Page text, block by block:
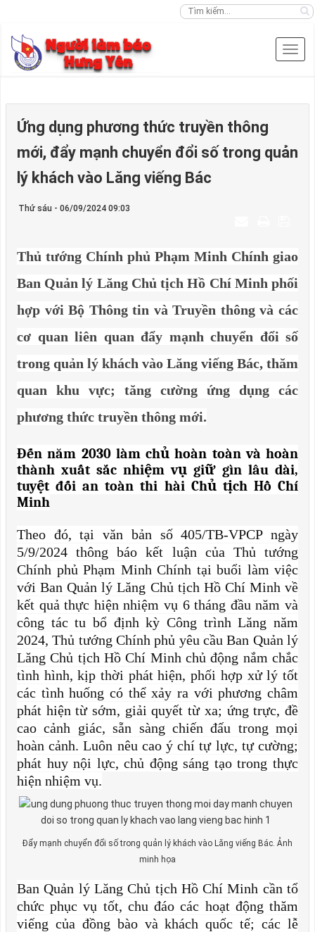
Ứng dụng phương thức truyền thông
mới, đẩy mạnh chuyển đổi số trong quản
lý khách vào Lăng viếng Bác
Thứ sáu - 06/09/2024 09:03
Thủ tướng Chính phủ Phạm Minh Chính giao
Ban Quản lý Lăng Chủ tịch Hồ Chí Minh phối
hợp với Bộ Thông tin và Truyền thông và các
cơ quan liên quan đẩy mạnh chuyển đổi số
trong quản lý khách vào Lăng viếng Bác, thăm
quan khu vực; tăng cường ứng dụng các
phương thức truyền thông mới.
Đến năm 2030 làm chủ hoàn toàn và hoàn
thành xuất sắc nhiệm vụ giữ gìn lâu dài,
tuyệt đối an toàn thi hài Chủ tịch Hồ Chí
Minh
Theo đó, tại văn bản số 405/TB-VPCP ngày
5/9/2024 thông báo kết luận của Thủ tướng
Chính phủ Phạm Minh Chính tại buổi làm việc
với Ban Quản lý Lăng Chủ tịch Hồ Chí Minh về
kết quả thực hiện nhiệm vụ 6 tháng đầu năm và
công tác tu bổ định kỳ Công trình Lăng năm
2024, Thủ tướng Chính phủ yêu cầu Ban Quản lý
Lăng Chủ tịch Hồ Chí Minh chủ động nắm chắc
tình hình, kịp thời phát hiện, phối hợp xử lý tốt
các tình huống có thể xảy ra với phương châm
phát hiện từ sớm, giải quyết từ xa; ứng trực, đề
cao cảnh giác, sẵn sàng chiến đấu trong mọi
hoàn cảnh. Luôn nêu cao ý chí tự lực, tự cường;
phát huy nội lực, chủ động sáng tạo trong thực
hiện nhiệm vụ.
Đẩy mạnh chuyển đổi số trong quản lý khách vào Lăng viếng Bác. Ảnh
minh họa
Ban Quản lý Lăng Chủ tịch Hồ Chí Minh cần tổ
chức phục vụ tốt, chu đáo các hoạt động thăm
viếng của đồng bào và khách quốc tế; các lễ